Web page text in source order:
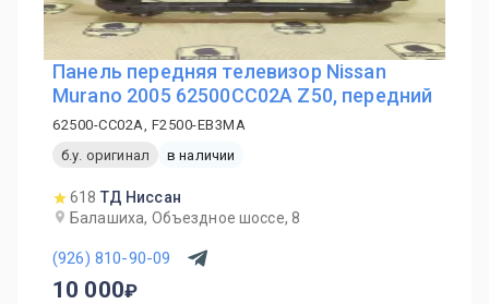
Панель передняя телевизор Nissan
Murano 2005 62500CC02A Z50, передний
62500-CC02A, F2500-EB3MA
б.у. оригинал
в наличии
618 ТД Ниссан
Балашиха, Объездное шоссе, 8
(926) 810-90-09
10 000